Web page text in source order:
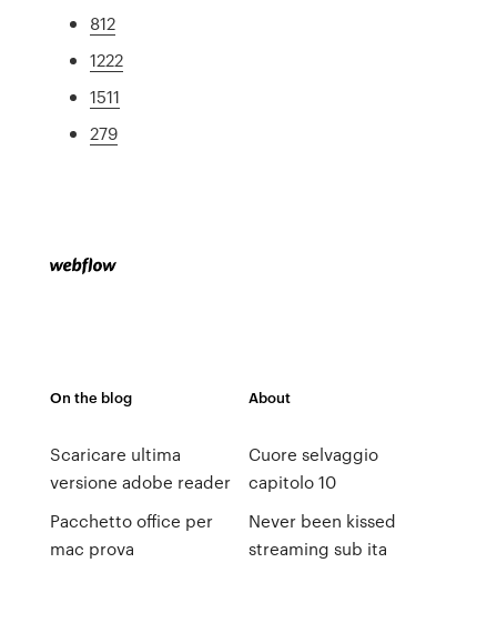
812
1222
1511
279
On the blog
Scaricare ultima
versione adobe reader
Pacchetto office per
mac prova
About
Cuore selvaggio
capitolo 10
Never been kissed
streaming sub ita